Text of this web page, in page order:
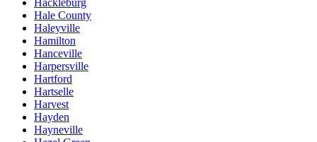
Hale County
Haleyville
Hamilton
Hanceville
Harpersville
Hartford
Hartselle
Harvest
Hayden
Hayneville